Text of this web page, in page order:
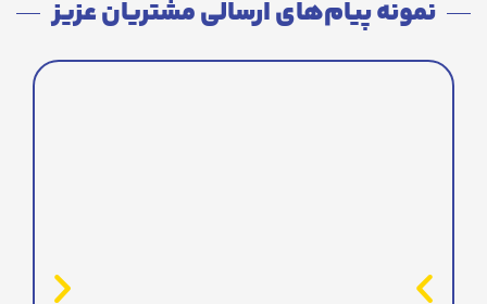
نمونه پیام‌های ارسالی مشتریان عزیز